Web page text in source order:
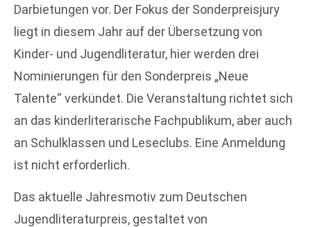
Darbietungen vor. Der Fokus der Sonderpreisjury
liegt in diesem Jahr auf der Übersetzung von
Kinder- und Jugendliteratur, hier werden drei
Nominierungen für den Sonderpreis „Neue
Talente“ verkündet. Die Veranstaltung richtet sich
an das kinderliterarische Fachpublikum, aber auch
an Schulklassen und Leseclubs. Eine Anmeldung
ist nicht erforderlich.
Das aktuelle Jahresmotiv zum Deutschen
Jugendliteraturpreis, gestaltet von